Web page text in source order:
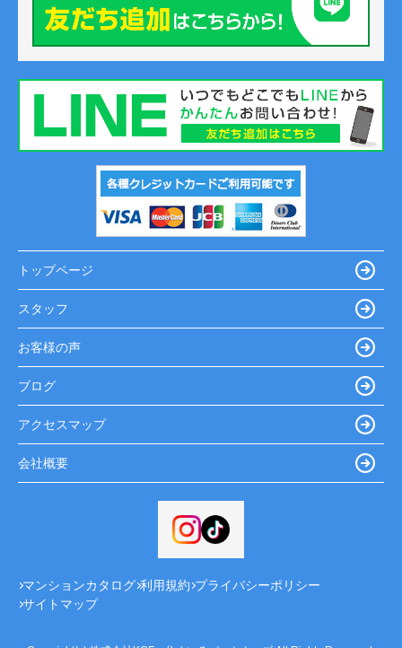
トップページ
スタッフ
お客様の声
ブログ
アクセスマップ
会社概要
マンションカタログ 利用規約 プライバシーポリシー
サイトマップ